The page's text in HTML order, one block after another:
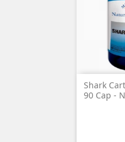
Shark
90 Cap -